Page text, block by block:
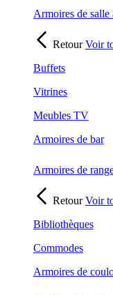
Armoires de salle
RetourVoir
Buffets
Vitrines
Meubles TV
Armoires de bar
Armoires de
RetourVoir
Bibliothèques
Commodes
Armoires de